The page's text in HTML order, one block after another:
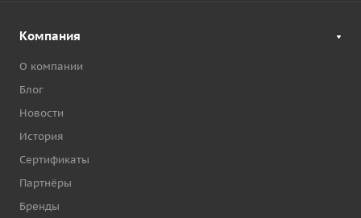
Компания
О компании
Блог
Новости
История
Сертификаты
Партнёры
Бренды